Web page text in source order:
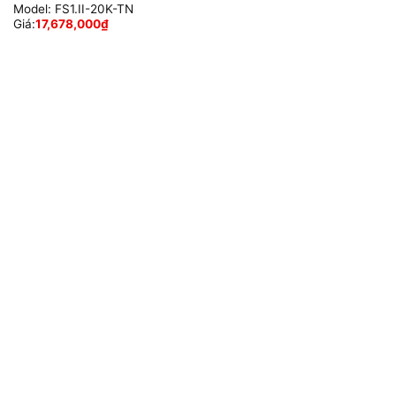
Model: FS1.II-20K-TN
Giá:17,678,000₫